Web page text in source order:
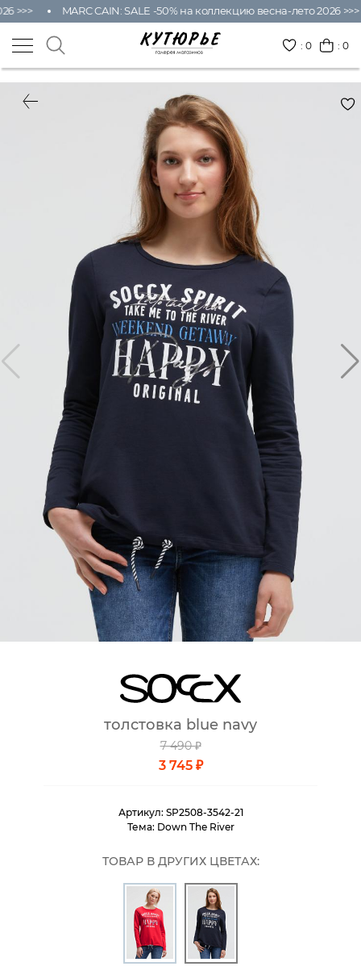
>>> MARC CAIN: SALE -50% на коллекцию весна-лето 2026 >>>
:0 : 0
толстовка blue navy
7 490 ₽
3 745 ₽
Артикул: SP2508-3542-21
Тема: Down The River
ТОВАР В ДРУГИХ ЦВЕТАХ: